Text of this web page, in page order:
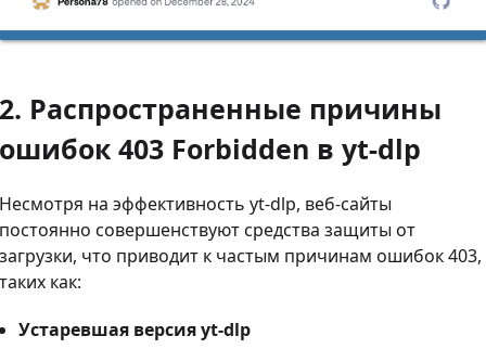
2. Распространенные причины
ошибок 403 Forbidden в yt-dlp
Несмотря на эффективность yt-dlp, веб-сайты
постоянно совершенствуют средства защиты от
загрузки, что приводит к частым причинам ошибок 403,
таких как:
Устаревшая версия yt-dlp